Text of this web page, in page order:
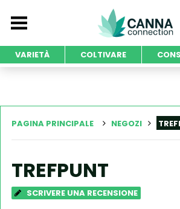
VARIETÀ COLTIVARE
PAGINA PRINCIPALE NEGOZI
TREFPUNT
SCRIVERE UNA RECENSIONE